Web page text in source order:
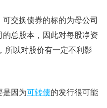
交换债券的标的为母公司
总股本，因此对每股净资
所以对股价有一定不利影
是因为可转债的发行很可能